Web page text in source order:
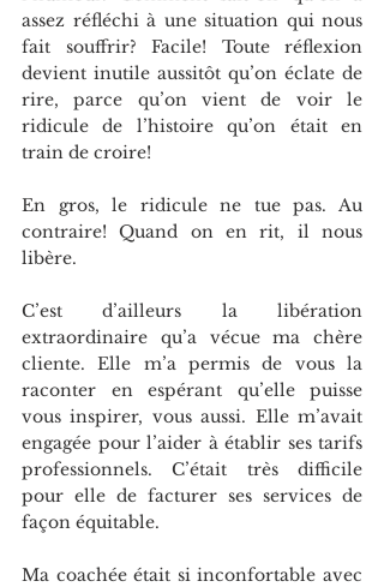
assez réfléchi à une situation qui nous
fait souffrir? Facile! Toute réflexion
devient inutile aussitôt qu’on éclate de
rire, parce qu’on vient de voir le
ridicule de l’histoire qu’on était en
train de croire!
En gros, le ridicule ne tue pas. Au
contraire! Quand on en rit, il nous
libère.
C’est d’ailleurs la libération
extraordinaire qu’a vécue ma chère
cliente. Elle m’a permis de vous la
raconter en espérant qu’elle puisse
vous inspirer, vous aussi. Elle m’avait
engagée pour l’aider à établir ses tarifs
professionnels. C’était très difficile
pour elle de facturer ses services de
façon équitable.
Ma coachée était si inconfortable avec